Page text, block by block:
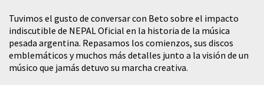
Tuvimos el gusto de conversar con Beto sobre el impacto
indiscutible de NEPAL Oficial en la historia de la música
pesada argentina. Repasamos los comienzos, sus discos
emblemáticos y muchos más detalles junto a la visión de un
músico que jamás detuvo su marcha creativa.